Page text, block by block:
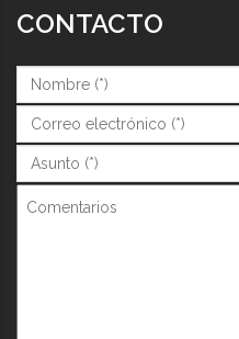
CONTACTO
Nombre (*)*
Correo (*)*
Asunto (*)*
Comentarios